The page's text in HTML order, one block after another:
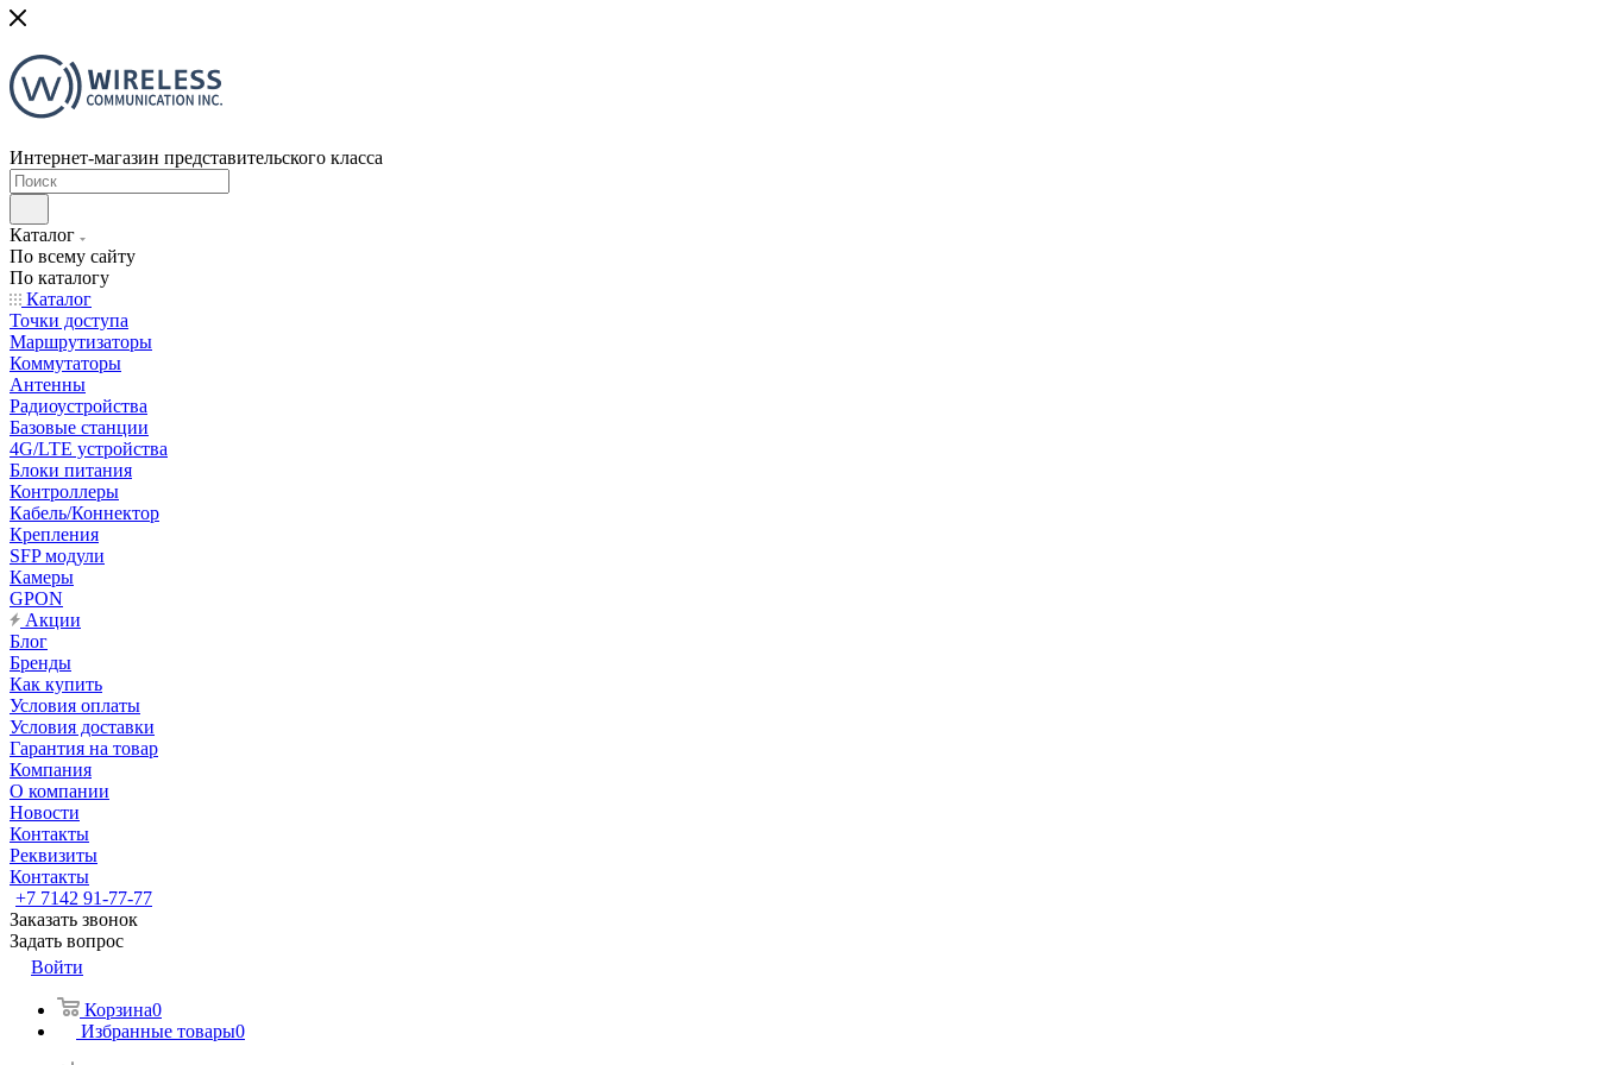
Интернет-магазин представительского класса
Каталог
По всему сайту
По каталогу
Каталог
Точки доступа
Маршрутизаторы
Коммутаторы
Антенны
Радиоустройства
Базовые станции
4G/LTE устройства
Блоки питания
Контроллеры
Кабель/Коннектор
Крепления
SFP модули
Камеры
GPON
Акции
Блог
Бренды
Как купить
Условия оплаты
Условия доставки
Гарантия на товар
Компания
О компании
Новости
Контакты
Реквизиты
Контакты
+7 7142 91-77-77
Заказать звонок
Задать вопрос
Войти
Корзина0
Избранные товары0